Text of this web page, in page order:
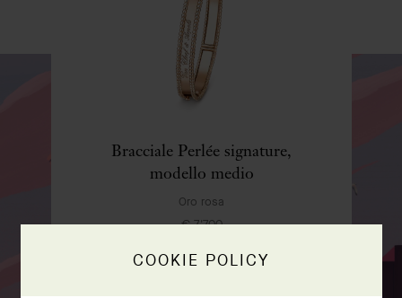
Bracciale Perlée signature,
modello medio
Oro rosa
€ 7'700
COOKIE POLICY